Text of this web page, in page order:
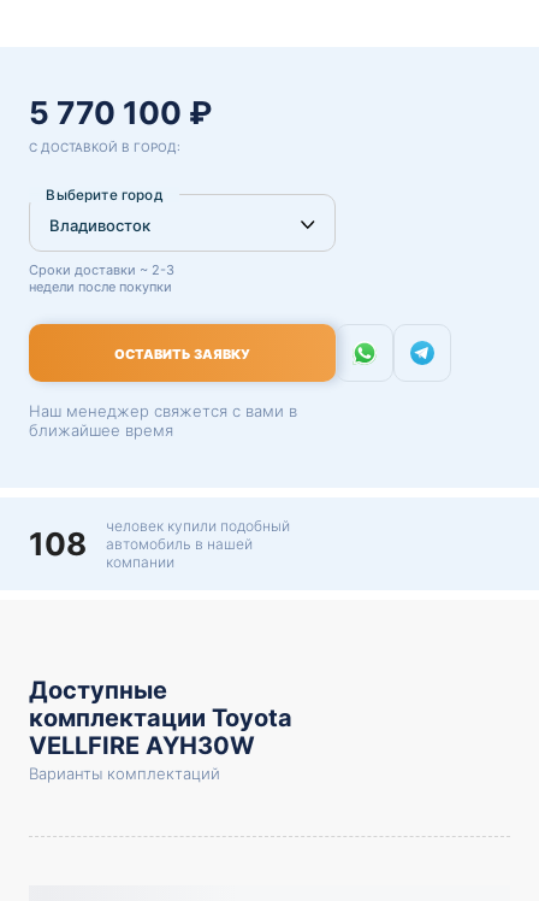
5 770 100 ₽
С ДОСТАВКОЙ В ГОРОД:
Выберите город
Сроки доставки ~ 2-3
недели после покупки
ОСТАВИТЬ ЗАЯВКУ
Наш менеджер свяжется с вами в
ближайшее время
108
человек купили подобный
автомобиль в нашей
компании
Доступные
комплектации Toyota
VELLFIRE AYH30W
Варианты комплектаций